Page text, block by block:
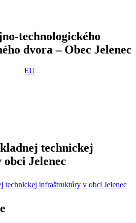
technologického
dvora – Obec Jelenec
technickej
Jelenec